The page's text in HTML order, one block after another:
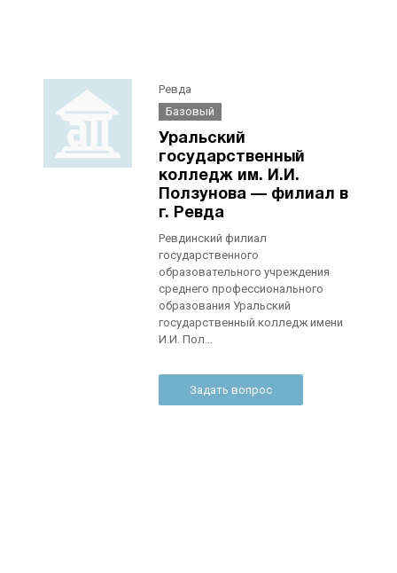
Ревда
Базовый
Уральский
государственный
колледж им. И.И.
Ползунова — филиал в
г. Ревда
Ревдинский филиал
государственного
образовательного учреждения
среднего профессионального
образования Уральский
государственный колледж имени
И.И. Пол...
Задать вопрос